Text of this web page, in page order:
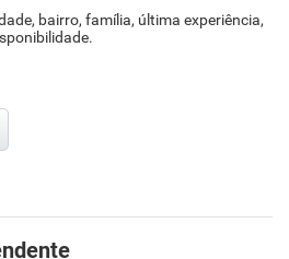
bairro, família, última experiência,